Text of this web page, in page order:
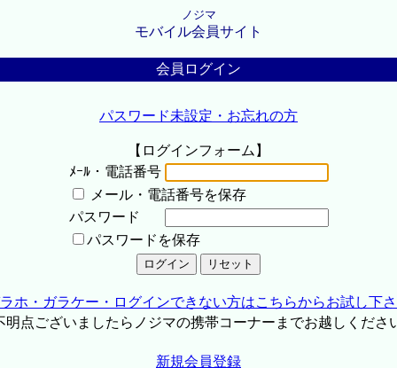
ノジマ
モバイル会員サイト
会員ログイン
パスワード未設定・お忘れの方
【ログインフォーム】
ﾒｰﾙ・電話番号
メール・電話番号を保存
パスワード
パスワードを保存
ホ・ガラケー・ログインできない方はこちらからお試し下
点ございましたらノジマの携帯コーナーまでお越しくださ
新規会員登録